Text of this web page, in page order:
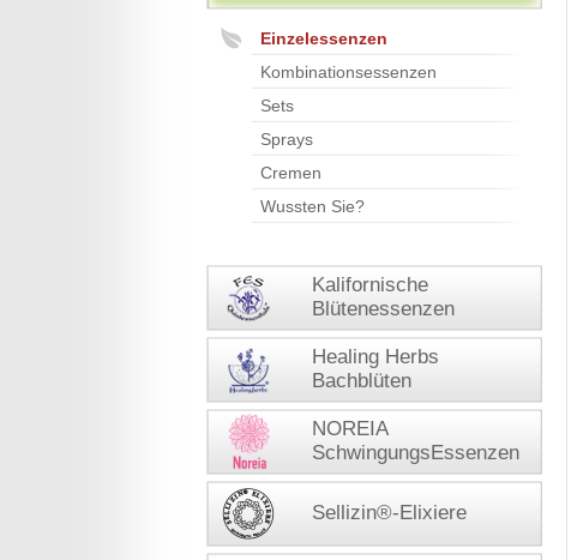
Einzelessenzen
Kombinationsessenzen
Sets
Sprays
Cremen
Wussten Sie?
Kalifornische
Blütenessenzen
Healing Herbs
Bachblüten
NOREIA
SchwingungsEssenzen
Sellizin®-Elixiere